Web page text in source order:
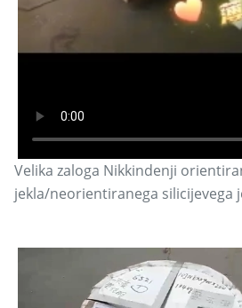
Velika zaloga Nikkindenji
jekla/neorientiranega silicijevega